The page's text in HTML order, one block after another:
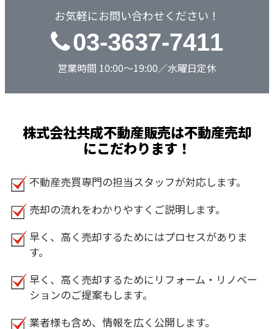
お気軽にお問い合わせください！
03-3637-7411
営業時間 10:00～19:00／水曜日定休
株式会社共成不動産販売は不動産売却
にこだわります！
不動産売買専門の担当スタッフが対応します。
売却の流れをわかりやすくご説明します。
早く、高く売却するためにはプロセスがありま
す。
早く、高く売却するためにリフォーム・リノベー
ションのご提案もします。
業者様も含め、情報を広く公開します。